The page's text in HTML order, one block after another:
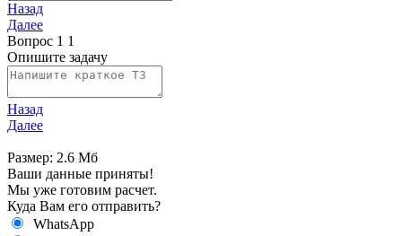
Назад
Далее
Вопрос 1 1
Опишите задачу
Назад
Далее
Размер: 2.6 Мб
Ваши данные приняты!
Мы уже готовим расчет.
Куда Вам его отправить?
WhatsApp